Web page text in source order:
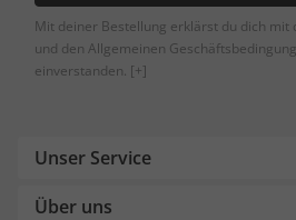
Mit deiner Bestellung erklärst du dich mit
und den Allgemeinen
einverstanden. [+]
Unser Service
Über uns